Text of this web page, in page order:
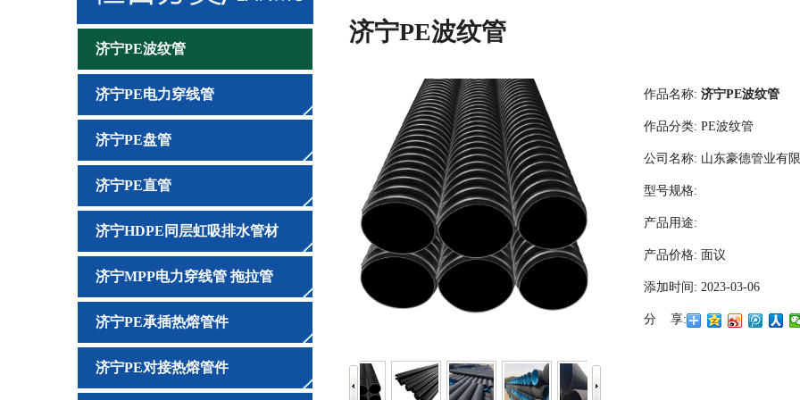
济宁PE波纹管
济宁PE电力穿线管
济宁PE盘管
济宁PE直管
济宁HDPE同层虹吸排水管材
济宁MPP电力穿线管 拖拉管
济宁PE承插热熔管件
济宁PE对接热熔管件
济宁PE波纹管
作品名称: 济宁PE波纹管
作品分类: PE波纹管
公司名称: 山东豪德管业有
型号规格:
产品用途:
产品价格: 面议
添加时间: 2023-03-06
分 享: